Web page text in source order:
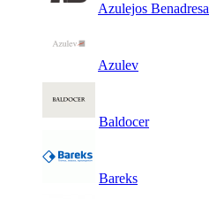
Azulejos Benadresa
Azulev
Baldocer
Bareks